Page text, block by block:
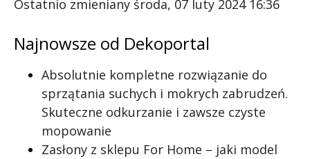
Ostatnio zmieniany środa, 07 luty 2024 16:36
Najnowsze od Dekoportal
Absolutnie kompletne rozwiązanie do
sprzątania suchych i mokrych zabrudzeń.
Skuteczne odkurzanie i zawsze czyste
mopowanie
Zasłony z sklepu For Home – jaki model